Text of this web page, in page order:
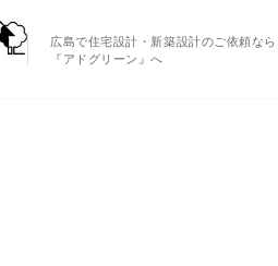
広島で住宅設計・新築設計のご依頼なら
『アドグリーン』へ